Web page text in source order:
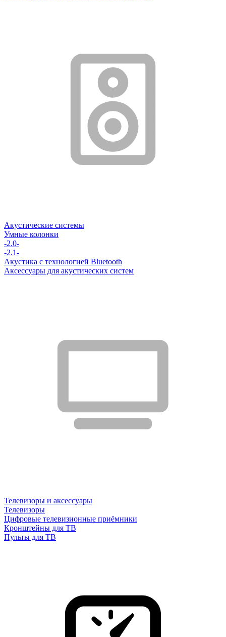
Акустические системы
Умные колонки
-2.0-
-2.1-
Акустика с технологией Bluetooth
Аксессуары для акустических систем
Телевизоры и аксессуары
Телевизоры
Цифровые телевизионные приёмники
Кронштейны для ТВ
Пульты для ТВ